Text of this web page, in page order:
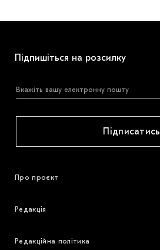
Підпишіться на розсилку
Підписатись
Про проєкт
Редакція
Редакційна політика